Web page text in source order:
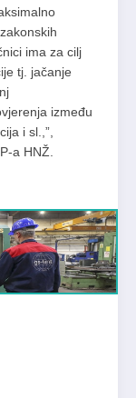
ima za cilj
tj. jačanje
između
i sl.,”,
a HNŽ.